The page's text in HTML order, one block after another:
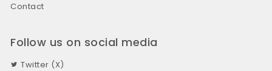
Contact
Follow us on social media
Twitter (X)